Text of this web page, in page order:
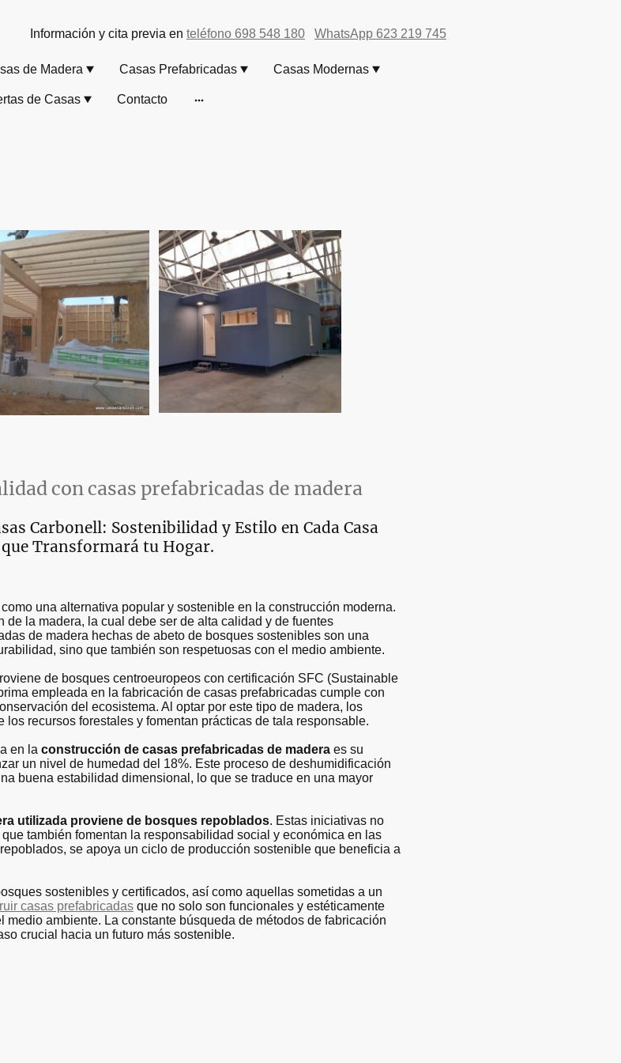
Información y cita previa en teléfono 698 548 180 WhatsApp 623 219 745
de Madera Casas Prefabricadas Casas Modernas
de Casas Contacto
con casas prefabricadas de madera
Carbonell: Sostenibilidad y Estilo en Cada Casa
Transformará tu Hogar.
una alternativa popular y sostenible en la construcción moderna.
la madera, la cual debe ser de alta calidad y de fuentes
de madera hechas de abeto de bosques sostenibles son una
sino que también son respetuosas con el medio ambiente.
de bosques centroeuropeos con certificación SFC (Sustainable
empleada en la fabricación de casas prefabricadas cumple con
del ecosistema. Al optar por este tipo de madera, los
recursos forestales y fomentan prácticas de tala responsable.
en la construcción de casas prefabricadas de madera es su
un nivel de humedad del 18%. Este proceso de deshumidificación
buena estabilidad dimensional, lo que se traduce en una mayor
utilizada proviene de bosques repoblados. Estas iniciativas no
también fomentan la responsabilidad social y económica en las
se apoya un ciclo de producción sostenible que beneficia a
sostenibles y certificados, así como aquellas sometidas a un
casas prefabricadas que no solo son funcionales y estéticamente
ambiente. La constante búsqueda de métodos de fabricación
crucial hacia un futuro más sostenible.